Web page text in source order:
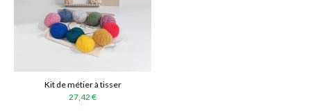
Kit de métier à tisser
27,42 €